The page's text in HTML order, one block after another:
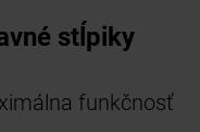
stĺpiky
funkčnosť